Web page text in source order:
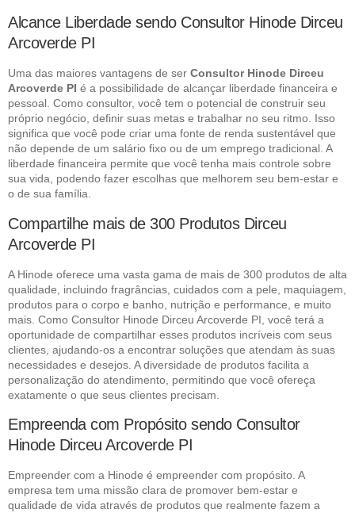
Alcance Liberdade sendo Consultor Hinode Dirceu
Arcoverde PI
Uma das maiores vantagens de ser Consultor Hinode Dirceu
Arcoverde PI é a possibilidade de alcançar liberdade financeira e
pessoal. Como consultor, você tem o potencial de construir seu
próprio negócio, definir suas metas e trabalhar no seu ritmo. Isso
significa que você pode criar uma fonte de renda sustentável que
não depende de um salário fixo ou de um emprego tradicional. A
liberdade financeira permite que você tenha mais controle sobre
sua vida, podendo fazer escolhas que melhorem seu bem-estar e
o de sua família.
Compartilhe mais de 300 Produtos Dirceu
Arcoverde PI
A Hinode oferece uma vasta gama de mais de 300 produtos de alta
qualidade, incluindo fragrâncias, cuidados com a pele, maquiagem,
produtos para o corpo e banho, nutrição e performance, e muito
mais. Como Consultor Hinode Dirceu Arcoverde PI, você terá a
oportunidade de compartilhar esses produtos incríveis com seus
clientes, ajudando-os a encontrar soluções que atendam às suas
necessidades e desejos. A diversidade de produtos facilita a
personalização do atendimento, permitindo que você ofereça
exatamente o que seus clientes precisam.
Empreenda com Propósito sendo Consultor
Hinode Dirceu Arcoverde PI
Empreender com a Hinode é empreender com propósito. A
empresa tem uma missão clara de promover bem-estar e
qualidade de vida através de produtos que realmente fazem a